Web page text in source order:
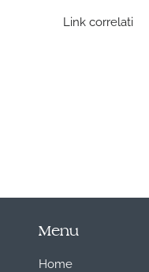
Link correlati
Menu
Home